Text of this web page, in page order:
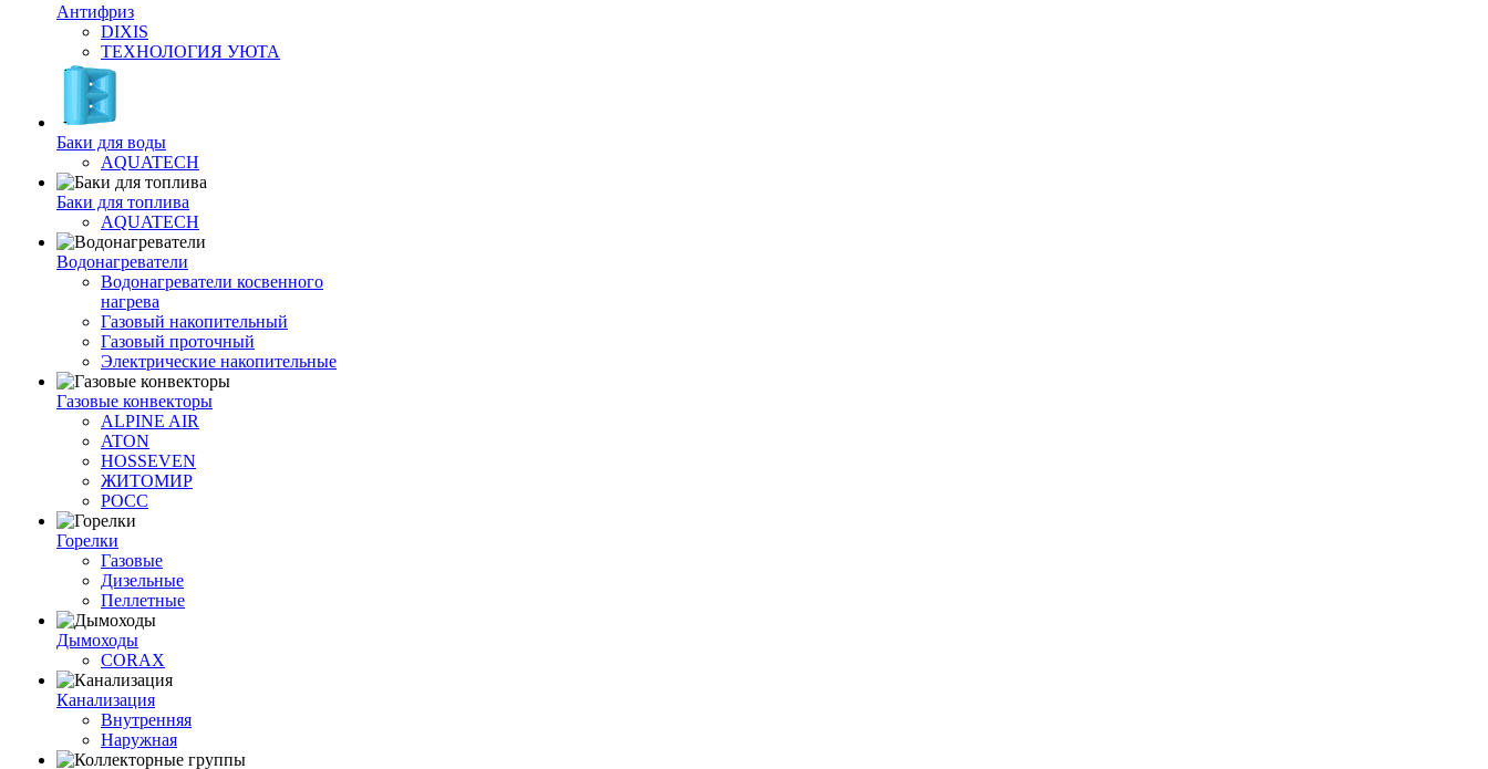
Антифриз
DIXIS
ТЕХНОЛОГИЯ УЮТА
Баки для воды
AQUATECH
Баки для топлива
AQUATECH
Водонагреватели
Водонагреватели косвенного
нагрева
Газовый накопительный
Газовый проточный
Электрические накопительные
Газовые конвекторы
ALPINE AIR
ATON
HOSSEVEN
ЖИТОМИР
РОСС
Горелки
Газовые
Дизельные
Пеллетные
Дымоходы
CORAX
Канализация
Внутренняя
Наружная